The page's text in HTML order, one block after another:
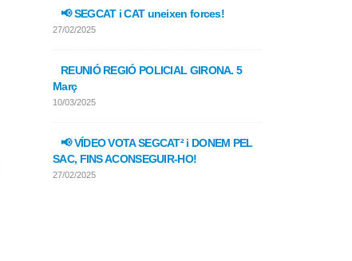
📢 SEGCAT i CAT uneixen forces!
27/02/2025
REUNIÓ REGIÓ POLICIAL GIRONA. 5
Març
10/03/2025
📢 VÍDEO VOTA SEGCAT² i DONEM PEL
SAC, FINS ACONSEGUIR-HO!
27/02/2025